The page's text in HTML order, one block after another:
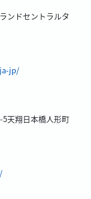
ンドセントラルタ
jp/
天翔日本橋人形町